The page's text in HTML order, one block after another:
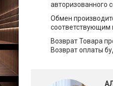
авторизованного
Обмен
соответствующим
Возврат Товара
Возврат оплаты